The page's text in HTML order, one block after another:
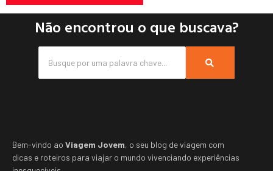
Não encontrou o que buscava?
Bem-vindo ao Viagem Jovem, o seu blog de viagem com
dicas e roteiros para viajar o mundo vivenciando experiências